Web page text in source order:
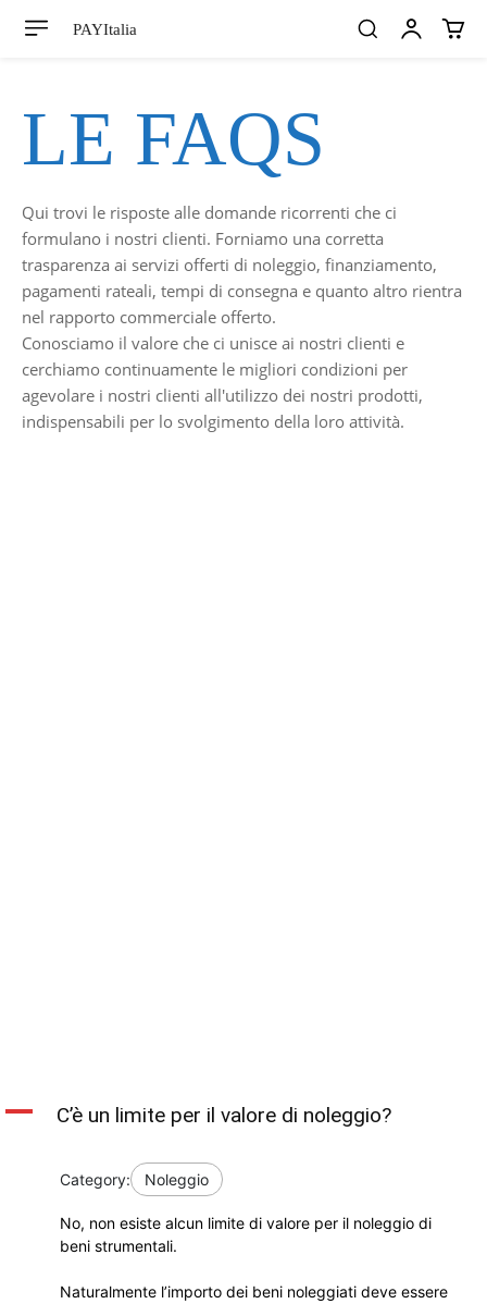
PAYItalia
LE FAQS
Qui trovi le risposte alle domande ricorrenti che ci
formulano i nostri clienti. Forniamo una corretta
trasparenza ai servizi offerti di noleggio, finanziamento,
pagamenti rateali, tempi di consegna e quanto altro rientra
nel rapporto commerciale offerto.
Conosciamo il valore che ci unisce ai nostri clienti e
cerchiamo continuamente le migliori condizioni per
agevolare i nostri clienti all'utilizzo dei nostri prodotti,
indispensabili per lo svolgimento della loro attività.
A C’è un limite per il valore di noleggio?
Category: Noleggio
No, non esiste alcun limite di valore per il noleggio di
beni strumentali.
Naturalmente l’importo dei beni noleggiati deve essere